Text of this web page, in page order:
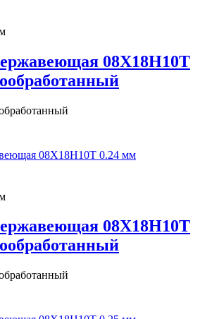
08Х18Н10Т
08Х18Н10Т